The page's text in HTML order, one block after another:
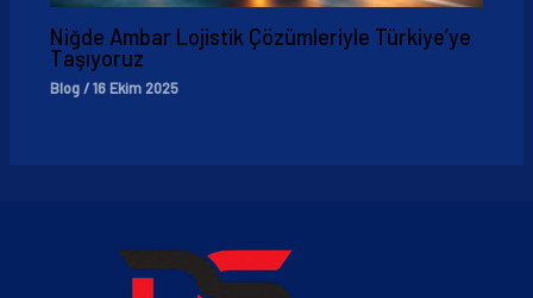
Niğde Ambar Lojistik Çözümleriyle Türkiye’ye
Taşıyoruz
Blog/16 Ekim 2025